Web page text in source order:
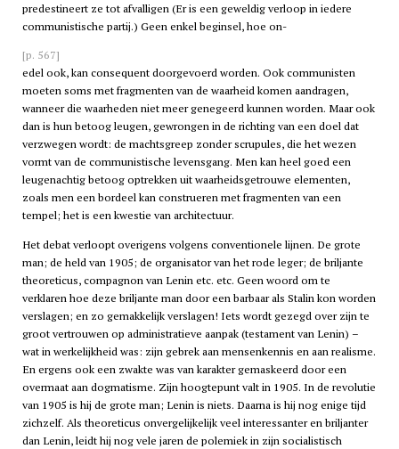
predestineert ze tot afvalligen (Er is een geweldig verloop in iedere
communistische partij.) Geen enkel beginsel, hoe on-
[p. 567]
edel ook, kan consequent doorgevoerd worden. Ook communisten
moeten soms met fragmenten van de waarheid komen aandragen,
wanneer die waarheden niet meer genegeerd kunnen worden. Maar ook
dan is hun betoog leugen, gewrongen in de richting van een doel dat
verzwegen wordt: de machtsgreep zonder scrupules, die het wezen
vormt van de communistische levensgang. Men kan heel goed een
leugenachtig betoog optrekken uit waarheidsgetrouwe elementen,
zoals men een bordeel kan construeren met fragmenten van een
tempel; het is een kwestie van architectuur.
Het debat verloopt overigens volgens conventionele lijnen. De grote
man; de held van 1905; de organisator van het rode leger; de briljante
theoreticus, compagnon van Lenin etc. etc. Geen woord om te
verklaren hoe deze briljante man door een barbaar als Stalin kon worden
verslagen; en zo gemakkelijk verslagen! Iets wordt gezegd over zijn te
groot vertrouwen op administratieve aanpak (testament van Lenin) –
wat in werkelijkheid was: zijn gebrek aan mensenkennis en aan realisme.
En ergens ook een zwakte was van karakter gemaskeerd door een
overmaat aan dogmatisme. Zijn hoogtepunt valt in 1905. In de revolutie
van 1905 is hij de grote man; Lenin is niets. Daarna is hij nog enige tijd
zichzelf. Als theoreticus onvergelijkelijk veel interessanter en briljanter
dan Lenin, leidt hij nog vele jaren de polemiek in zijn socialistisch